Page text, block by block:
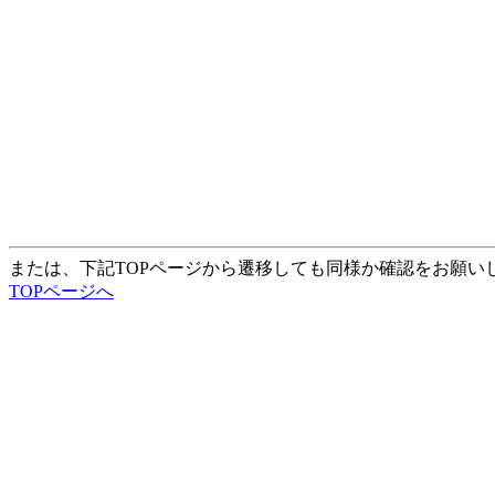
または、下記TOPページから遷移しても同様か確認をお願い
TOPページへ